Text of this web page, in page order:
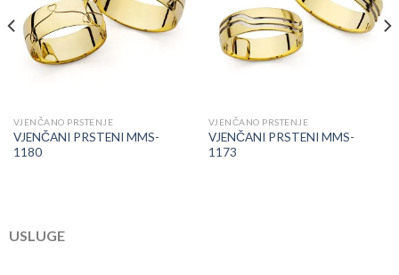
VJENČANO PRSTENJE
VJENČANI PRSTENI MMS-
1180
VJENČANO PRSTENJE
VJENČANI PRSTENI MMS-
1173
USLUGE